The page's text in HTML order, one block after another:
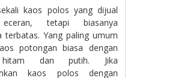
kaos polos yang dijual
tetapi biasanya
terbatas. Yang paling umum
potongan biasa dengan
dan putih. Jika
kaos polos dengan